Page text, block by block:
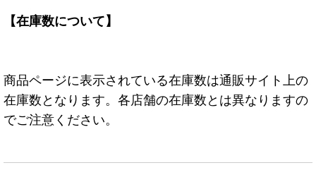
【在庫数について】
商品ページに表示されている在庫数は通販サイト上の
在庫数となります。各店舗の在庫数とは異なりますの
でご注意ください。